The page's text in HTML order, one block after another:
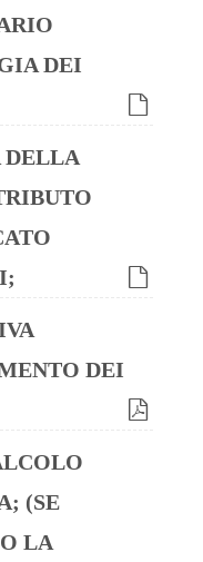
DEI
DELLA
DEI
(SE
LA